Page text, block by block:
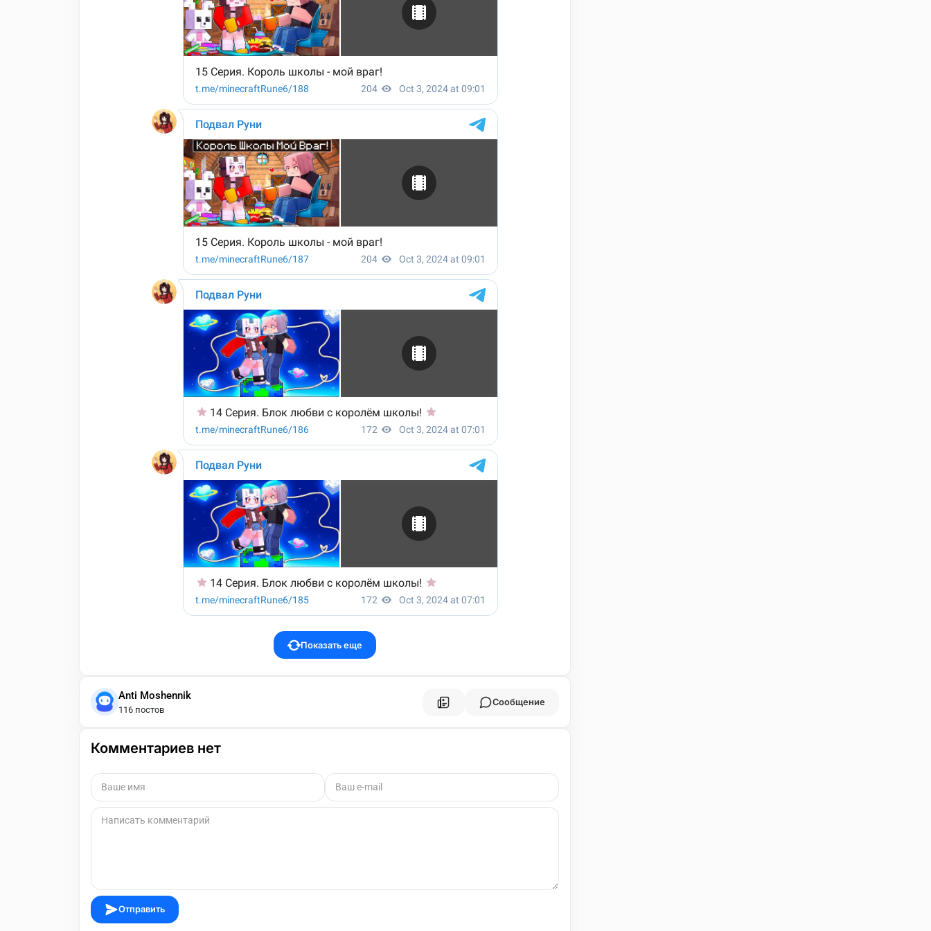
Показать еще
Anti Moshennik
116 постов
Сообщение
Комментариев нет
Отправить